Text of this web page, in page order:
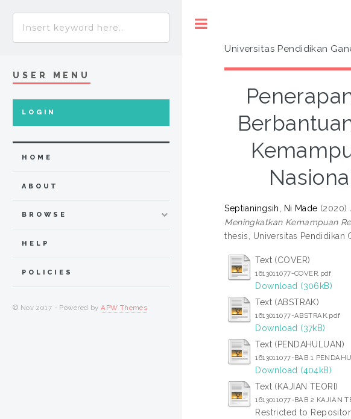
Universitas Pendidikan
Septianingsih, Ni Made (2020)
Meningkatkan Kemampuan
thesis, Universitas Pendidikan
Text (COVER)
1613011077-COVER.pdf
Download (306kB)
Text (ABSTRAK)
1613011077-ABSTRAK.pdf
Download (37kB)
Text (PENDAHULUAN)
1613011077-BAB 1
Download (404kB)
Text (KAJIAN TEORI)
1613011077-BAB 2 KAJIAN
Restricted to
USER MENU
LOGIN
HOME
ABOUT
BROWSE
HELP
POLICIES
© Nov 2017 - Powered byAPW Themes